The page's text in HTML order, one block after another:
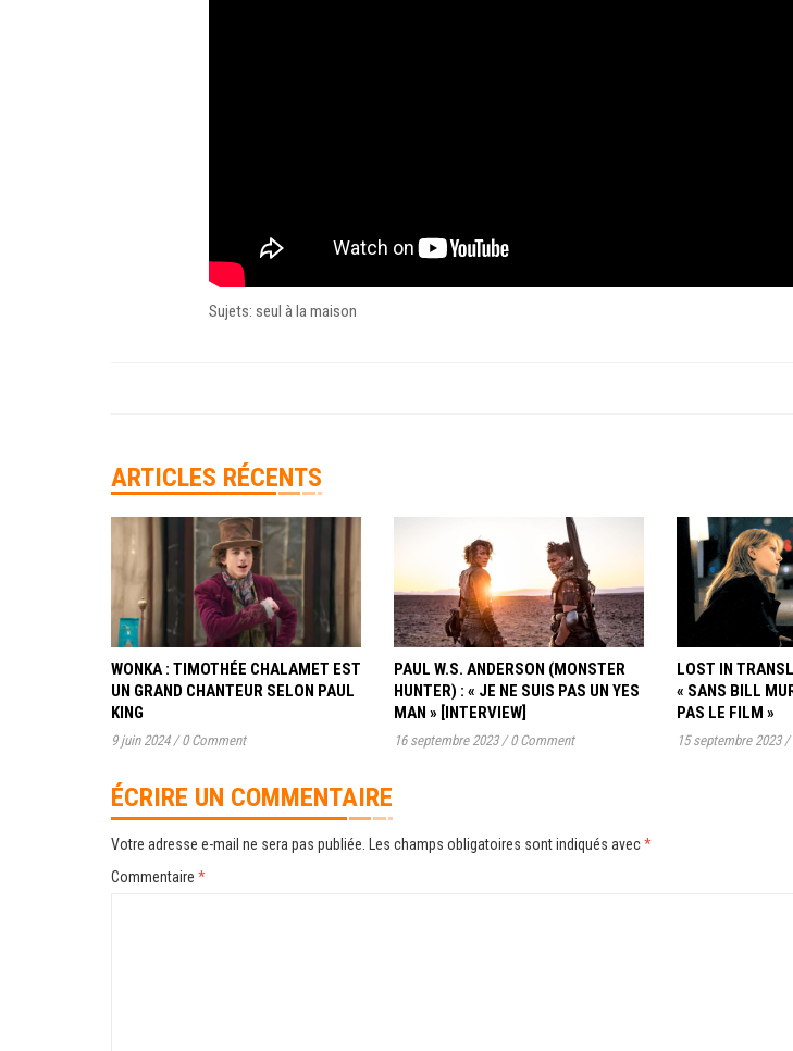
Sujets: seul à la maison
ARTICLES RÉCENTS
WONKA : TIMOTHÉE CHALAMET EST
UN GRAND CHANTEUR SELON PAUL
KING
9 juin 2024 / 0 Comment
PAUL W.S. ANDERSON (MONSTER
HUNTER) : « JE NE SUIS PAS UN YES
MAN » [INTERVIEW]
16 septembre 2023 / 0 Comment
LOST IN
« SANS BILL
PAS LE FILM »
15 septembre 2023 /
ÉCRIRE UN COMMENTAIRE
Votre adresse e-mail ne sera pas publiée. Les champs obligatoires sont indiqués avec*
Commentaire *